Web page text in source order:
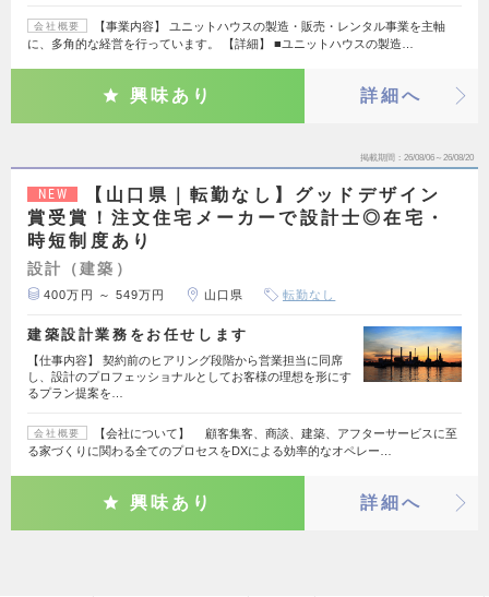
会社概要
【事業内容】 ユニットハウスの製造・販売・レンタル事業を主軸
に、多角的な経営を行っています。 【詳細】 ■ユニットハウスの製造…
興味あり 詳細へ
掲載期間 26/08/06～26/08/20
NEW
【山口県｜転勤なし】グッドデザイン
賞受賞！注文住宅メーカーで設計士◎在宅・
時短制度あり
設計（建築）
400万円 ～ 549万円 山口県 転勤なし
建築設計業務をお任せします
【仕事内容】 契約前のヒアリング段階から営業担当に同席
し、設計のプロフェッショナルとしてお客様の理想を形にす
るプラン提案を…
会社概要
【会社について】 顧客集客、商談、建築、アフターサービスに至
る家づくりに関わる全てのプロセスをDXによる効率的なオペレー…
興味あり 詳細へ